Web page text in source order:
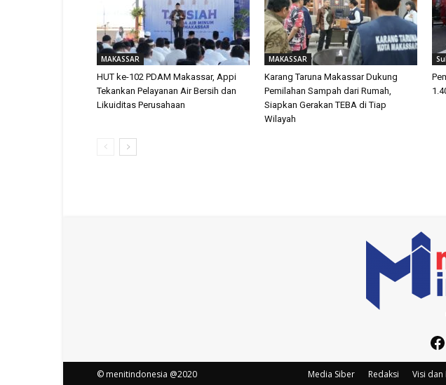
MAKASSAR
HUT ke-102 PDAM Makassar, Appi
Tekankan Pelayanan Air Bersih dan
Likuiditas Perusahaan
MAKASSAR
Karang Taruna Makassar Dukung
Pemilahan Sampah dari Rumah,
Siapkan Gerakan TEBA di Tiap
Wilayah
Media Siber Redaksi Visi dan
© menitindonesia @2020